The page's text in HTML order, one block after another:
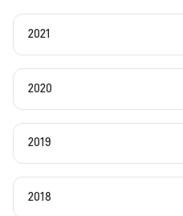
2021
2020
2019
2018